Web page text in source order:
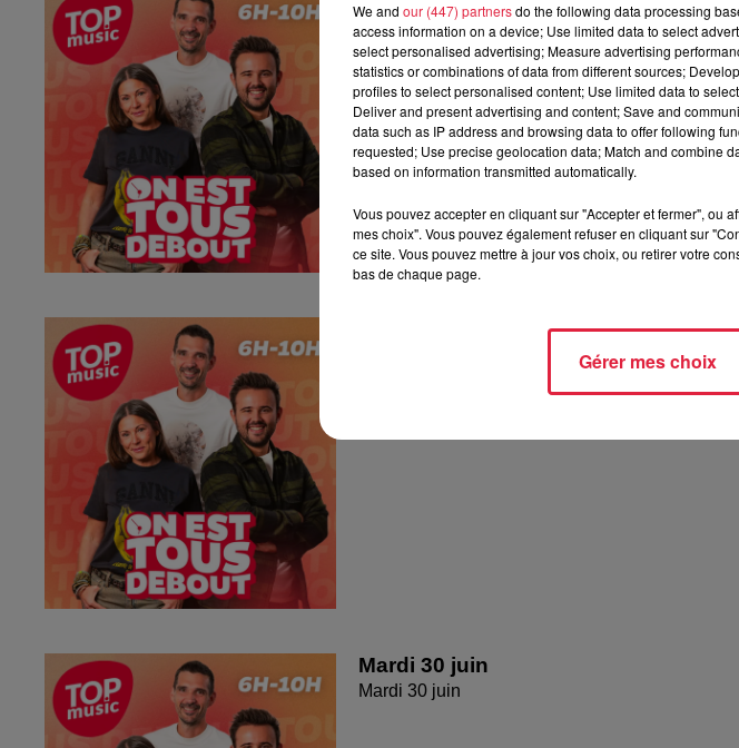
Vendredi 03 juillet 2026
Mardi 30 juin
Mardi 30 juin
We and our (447) partnersdo the following data processing
access information on a device; Use limited data to select
select personalised advertising; Measure advertising
statistics or combinations of data from different sources;
profiles to select personalised content; Use limited data to
Deliver and present advertising and content; Save and
data such as IP address and browsing data to offer following
requested; Use precise geolocation data; Match and combine
based on information transmitted automatically.
Vous pouvez accepter en cliquant sur "Accepter et fermer", ou
mes choix". Vous pouvez également refuser en cliquant sur
ce site. Vous pouvez mettre à jour vos choix, ou retirer votre
bas de chaque page.
Gérer mes choix